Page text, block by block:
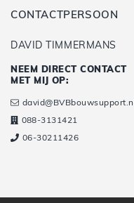
CONTACTPERSOON
DAVID TIMMERMANS
NEEM DIRECT CONTACT
MET MIJ OP:
david@BVBbouwsupport.nl
088-3131421
06-30211426